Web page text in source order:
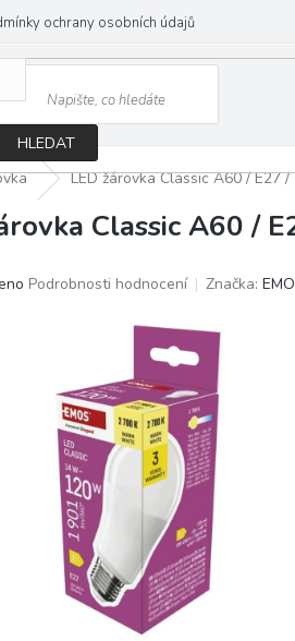
ochrany osobních údajů
HLEDAT
LED žárovka Classic A60 /
Classic A60 /
Podrobnosti hodnocení Značka: